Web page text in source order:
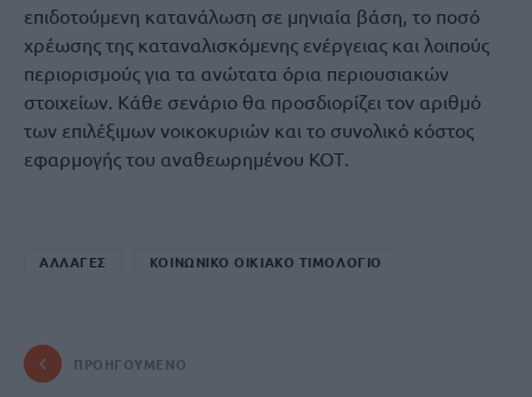
επιδοτούμενη κατανάλωση σε μηνιαία βάση, το ποσό
χρέωσης της καταναλισκόμενης ενέργειας και λοιπούς
περιορισμούς για τα ανώτατα όρια περιουσιακών
στοιχείων. Κάθε σενάριο θα προσδιορίζει τον αριθμό
των επιλέξιμων νοικοκυριών και το συνολικό κόστος
εφαρμογής του αναθεωρημένου ΚΟΤ.
ΑΛΛΑΓΕΣ ΚΟΙΝΩΝΙΚΟ ΟΙΚΙΑΚΟ ΤΙΜΟΛΟΓΙΟ
ΠΡΟΗΓΟΎΜΕΝΟ